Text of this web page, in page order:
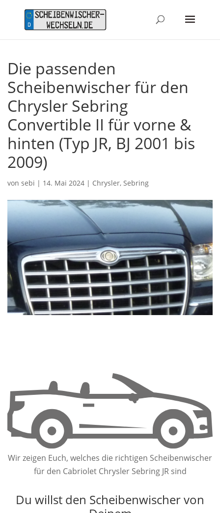
Die passenden
Scheibenwischer für den
Chrysler Sebring
Convertible II für vorne &
hinten (Typ JR, BJ 2001 bis
2009)
von sebi | 14. Mai 2024 | Chrysler, Sebring
Wir zeigen Euch, welches die richtigen Scheibenwischer
für den Cabriolet Chrysler Sebring JR sind
Du willst den Scheibenwischer von